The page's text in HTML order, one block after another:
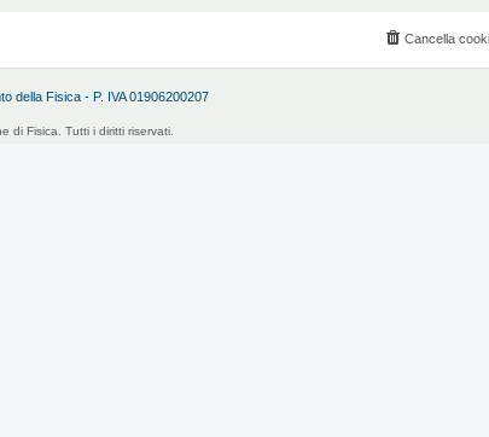
Cancella
della Fisica - P. IVA 01906200207
di Fisica. Tutti i diritti riservati.